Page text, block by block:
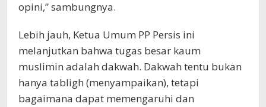
opini,” sambungnya.
Lebih jauh, Ketua Umum PP Persis ini
melanjutkan bahwa tugas besar kaum
muslimin adalah dakwah. Dakwah tentu bukan
hanya tabligh (menyampaikan), tetapi
bagaimana dapat memengaruhi dan